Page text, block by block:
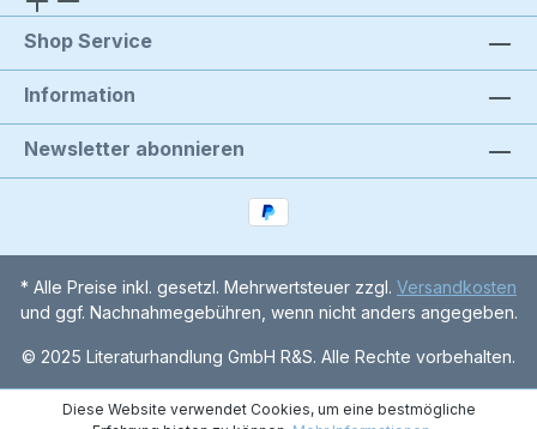
Shop Service
Information
Newsletter abonnieren
* Alle Preise inkl. gesetzl. Mehrwertsteuer zzgl. Versandkosten
und ggf. Nachnahmegebühren, wenn nicht anders angegeben.
© 2025 Literaturhandlung GmbH R&S. Alle Rechte vorbehalten.
Diese Website verwendet Cookies, um eine bestmögliche